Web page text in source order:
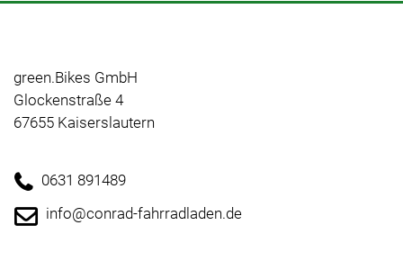
green.Bikes GmbH
Glockenstraße 4
67655 Kaiserslautern
0631 891489
info@conrad-fahrradladen.de